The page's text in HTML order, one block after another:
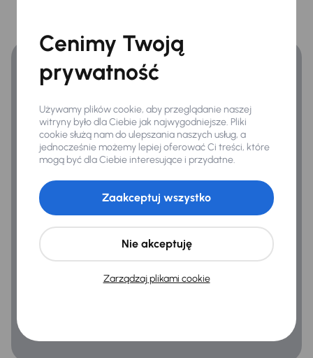
Extra
Czujnik deszczu
Kamera cofania
Infotainment
Bluetooth
System sterowania głosem
Travel Assist
Zyskaj lepsze warunki finansowania niż v banku.
Cenimy Twoją
prywatność
Używamy plików cookie, aby przeglądanie naszej
witryny było dla Ciebie jak najwygodniejsze. Pliki
cookie służą nam do ulepszania naszych usług, a
jednocześnie możemy lepiej oferować Ci treści, które
mogą być dla Ciebie interesujące i przydatne.
Zarządzaj plikami cookie
Nie akceptuję
Zaakceptuj wszystko